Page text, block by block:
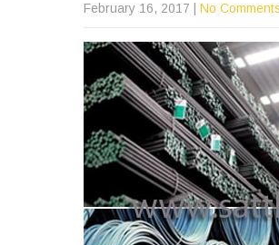
February 16, 2017 No